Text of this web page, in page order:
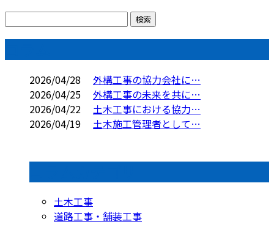
2026/04/28
外構工事の協力会社に…
2026/04/25
外構工事の未来を共に…
2026/04/22
土木工事における協力…
2026/04/19
土木施工管理者として…
土木工事
道路工事・舗装工事